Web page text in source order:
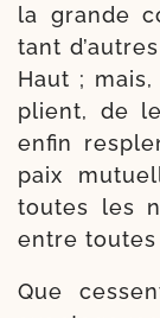
la grande
tant
Haut ;
plient, de
enfin
paix
toutes les
entre toutes
Que